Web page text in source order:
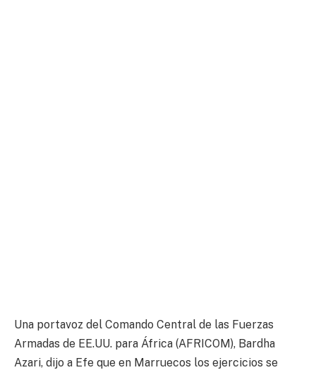
Una portavoz del Comando Central de las Fuerzas
Armadas de EE.UU. para África (AFRICOM), Bardha
Azari, dijo a Efe que en Marruecos los ejercicios se